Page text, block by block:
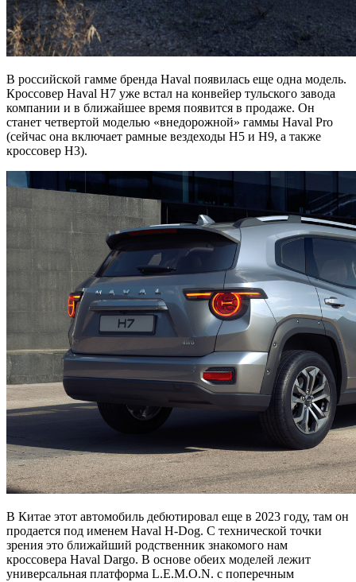
В российской гамме бренда Haval появилась еще одна модель.
Кроссовер Haval H7 уже встал на конвейер тульского завода
компании и в ближайшее время появится в продаже. Он
станет четвертой моделью «внедорожной» гаммы Haval Pro
(сейчас она включает рамные вездеходы H5 и H9, а также
кроссовер H3).
В Китае этот автомобиль дебютировал еще в 2023 году, там он
продается под именем Haval H-Dog. С технической точки
зрения это ближайший родственник знакомого нам
кроссовера Haval Dargo. В основе обеих моделей лежит
универсальная платформа L.E.M.O.N. с поперечным